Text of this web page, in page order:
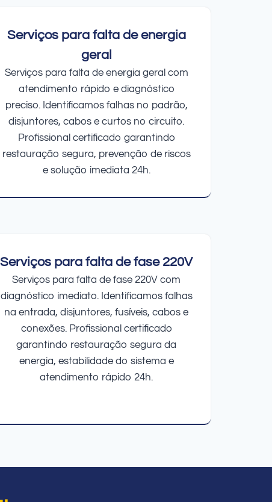
Serviços para falta de energia
geral
Serviços para falta de energia geral com
atendimento rápido e diagnóstico
preciso. Identificamos falhas no padrão,
disjuntores, cabos e curtos no circuito.
Profissional certificado garantindo
restauração segura, prevenção de riscos
e solução imediata 24h.
Serviços para falta de fase 220V
Serviços para falta de fase 220V com
diagnóstico imediato. Identificamos falhas
na entrada, disjuntores, fusíveis, cabos e
conexões. Profissional certificado
garantindo restauração segura da
energia, estabilidade do sistema e
atendimento rápido 24h.